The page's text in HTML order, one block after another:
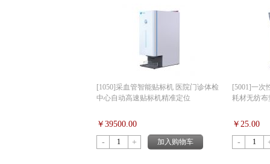
[1050]采血管智能贴标机 医院门诊体检
中心自动高速贴标机精准定位
￥39500.00
-
+ 加入购物车
[5001]一次
耗材无纺布
￥25.00
-